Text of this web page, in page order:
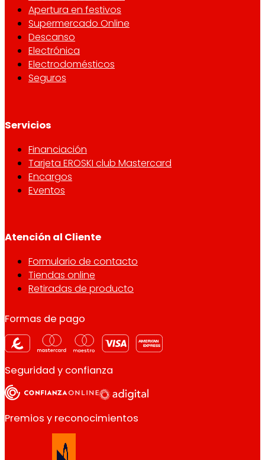
Apertura en festivos
Supermercado Online
Descanso
Electrónica
Electrodomésticos
Seguros
Servicios
Financiación
Tarjeta EROSKI club Mastercard
Encargos
Eventos
Atención al Cliente
Formulario de contacto
Tiendas online
Retiradas de producto
Formas de pago
Seguridad y confianza
Premios y reconocimientos